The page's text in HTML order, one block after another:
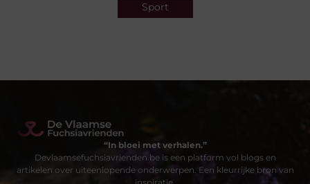
Sport
“In bloei met verhalen.”
Devlaamsefuchsiavrienden.be is een platform vol blogs en
artikelen over uiteenlopende onderwerpen. Een kleurrijke bron van